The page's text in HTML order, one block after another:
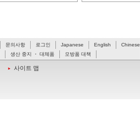
문의사항 로그인 Japanese English
Chinese
생산 중지 ・ 대체품 모방품 대책
사이트 맵